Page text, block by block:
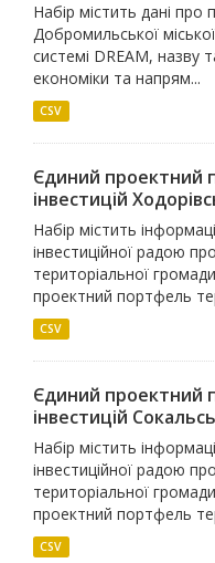
Набір містить дані про
Добромильської
системі DREAM, назву
економіки та напрям...
CSV
Єдиний проектний
інвестицій
Набір містить
інвестиційної радою
територіальної
проектний портфель
CSV
Єдиний проектний
інвестицій
Набір містить
інвестиційної радою
територіальної
проектний портфель
CSV